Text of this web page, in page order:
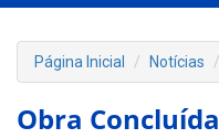
Página Inicial Notícias
Obra Concluída